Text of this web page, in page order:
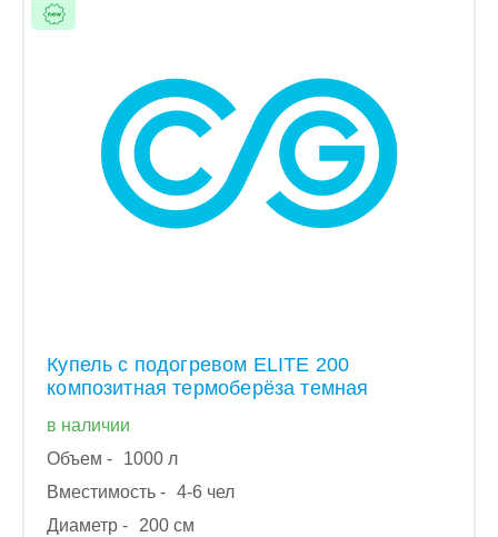
Купель с подогревом ELITE 200
композитная термоберёза темная
в наличии
Объем -
1000 л
Вместимость - 4-6 чел
Диаметр -
200 см